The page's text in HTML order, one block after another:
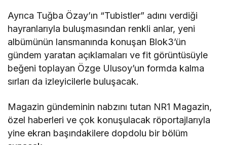
Ayrıca Tuğba Özay’ın “Tubistler” adını verdiği
hayranlarıyla buluşmasından renkli anlar, yeni
albümünün lansmanında konuşan Blok3’ün
gündem yaratan açıklamaları ve fit görüntüsüyle
beğeni toplayan Özge Ulusoy’un formda kalma
sırları da izleyicilerle buluşacak.
Magazin gündeminin nabzını tutan NR1 Magazin,
özel haberleri ve çok konuşulacak röportajlarıyla
yine ekran başındakilere dopdolu bir bölüm